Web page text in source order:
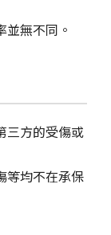
無不同。
三方的受傷或
等均不在承保